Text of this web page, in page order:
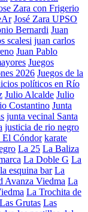
Zara con Frigerio
José Zara UPSO
Bernardi Juan
scalesi juan carlos
Juan Pablo
Juegos
2026 Juegos de la
políticos en Río
Julio Alcalde Julio
Costantino Junta
junta vecinal Santa
justicia de rio negro
El Cóndor karate
La 25 La Baliza
La Doble G La
la esquina bar La
Avanza Viedma La
La Trochita de
Las Grutas Las